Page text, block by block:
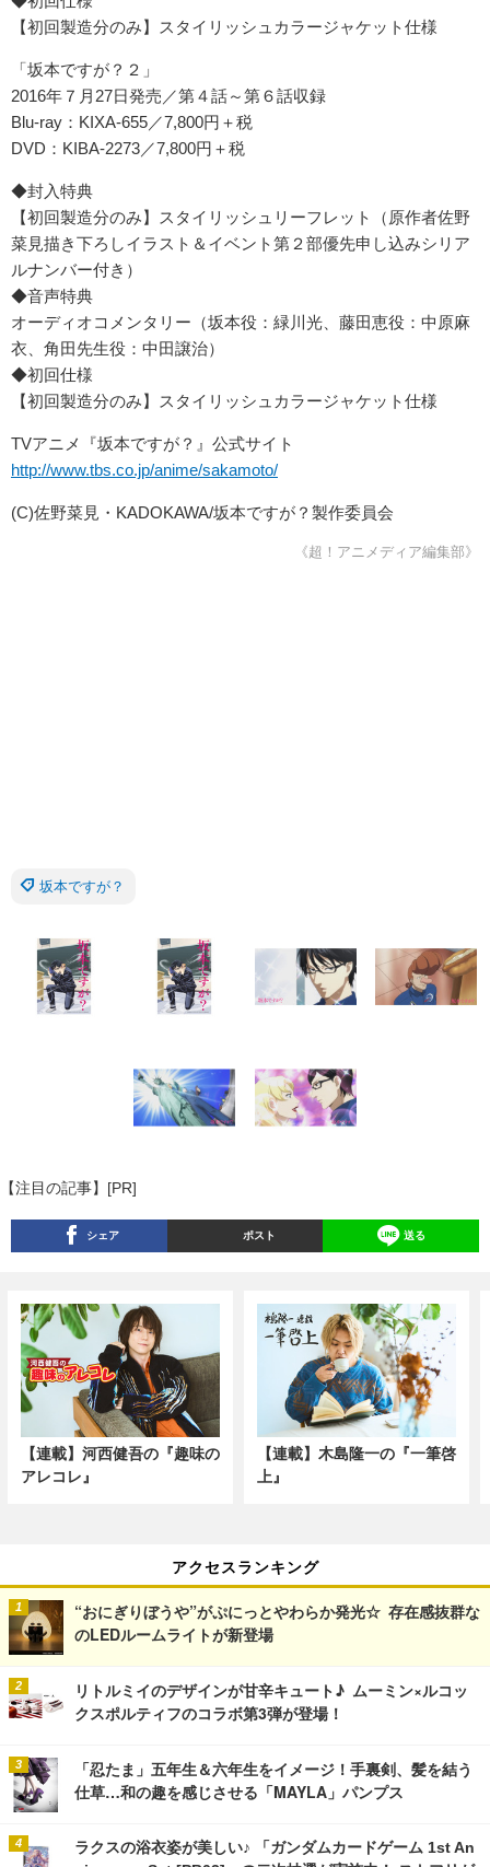
【初回製造分のみ】スタイリッシュカラージャケット仕様
「坂本ですが？２」
2016年７月27日発売／第４話～第６話収録
Blu-ray：KIXA-655／7,800円＋税
DVD：KIBA-2273／7,800円＋税
◆封入特典
【初回製造分のみ】スタイリッシュリーフレット（原作者佐野
菜見描き下ろしイラスト＆イベント第２部優先申し込みシリア
ルナンバー付き）
◆音声特典
オーディオコメンタリー（坂本役：緑川光、藤田恵役：中原麻
衣、角田先生役：中田譲治）
◆初回仕様
【初回製造分のみ】スタイリッシュカラージャケット仕様
TVアニメ『坂本ですが？』公式サイト
http://www.tbs.co.jp/anime/sakamoto/
(C)佐野菜見・KADOKAWA/坂本ですが？製作委員会
《超！アニメディア編集部》
坂本ですが？
【注目の記事】[PR]
シェア ポスト 送る
【連載】河西健吾の『趣味の
アレコレ』
【連載】木島隆一の『一筆啓
上』
アクセスランキング
“おにぎりぼうや”がぷにっとやわらか発光☆ 存在感抜群な
のLEDルームライトが新登場
リトルミイのデザインが甘辛キュート♪ ムーミン×ルコッ
クスポルティフのコラボ第3弾が登場！
「忍たま」五年生＆六年生をイメージ！手裏剣、髪を結う
仕草…和の趣を感じさせる「MAYLA」パンプス
ラクスの浴衣姿が美しい♪ 「ガンダムカードゲーム 1st An